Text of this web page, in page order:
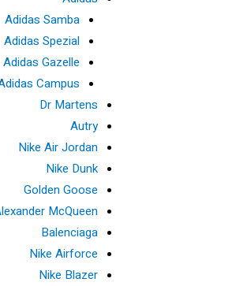
Adidas Samba
Adidas Spezial
Adidas Gazelle
Campus
Dr Martens
Autry
Nike Air Jordan
Nike Dunk
Golden Goose
McQueen
Balenciaga
Nike Airforce
Nike Blazer